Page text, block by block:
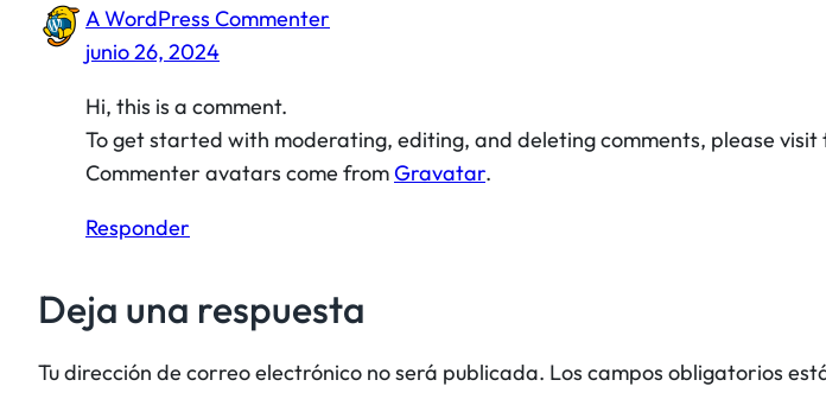
A WordPress Commenter
junio 26, 2024
Hi, this is a comment.
To get started with moderating, editing, and deleting comments, please
Commenter avatars come fromGravatar.
Responder
Deja una respuesta
Tu dirección de correo electrónico no será publicada. Los campos obligatorios